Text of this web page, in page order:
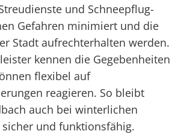
und Schneepflug-
Gefahren minimiert und die
Stadt aufrechterhalten werden.
kennen die Gegebenheiten
flexibel auf
reagieren. So bleibt
auch bei winterlichen
und funktionsfähig.